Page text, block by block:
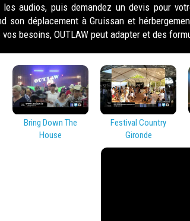
les audios, puis demandez un devis pour
son déplacement à Gruissan et
vos besoins, OUTLAW peut adapter et des
Bring Down The
House
Festival Country
Gironde